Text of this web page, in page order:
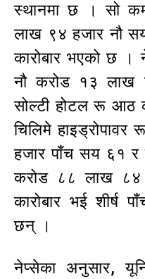
स्थानमा छ । सो
लाख ९४ हजार नौ
कारोबार भएको छ ।
नौ करोड १३
सोल्टी होटल रू आठ
चिलिमे
हजार पाँच सय ६१ र
करोड ८८ लाख ८४
कारोबार भई शीर्ष
छन् ।
नेप्सेका अनुसार,